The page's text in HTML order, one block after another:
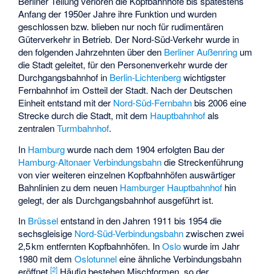
Anfang der 1950er Jahre ihre Funktion und wurden
geschlossen bzw. blieben nur noch für rudimentären
Güterverkehr in Betrieb. Der Nord-Süd-Verkehr wurde in
den folgenden Jahrzehnten über den Berliner Außenring um
die Stadt geleitet, für den Personenverkehr wurde der
Durchgangsbahnhof in Berlin-Lichtenbergwichtigster
Fernbahnhof im Ostteil der Stadt. Nach der Deutschen
Einheit entstand mit der Nord-Süd-Fernbahnbis 2006 eine
Strecke durch die Stadt, mit dem Hauptbahnhofals
zentralenTurmbahnhof.
In Hamburgwurde nach dem 1904 erfolgten Bau der
Hamburg-Altonaer Verbindungsbahndie Streckenführung
von vier weiteren einzelnen Kopfbahnhöfen auswärtiger
Bahnlinien zu dem neuen Hamburger Hauptbahnhof hin
gelegt, der als Durchgangsbahnhof ausgeführt ist.
In Brüsselentstand in den Jahren 1911 bis 1954 die
sechsgleisige Nord-Süd-Verbindungsbahnzwischen zwei
2,5 km entfernten Kopfbahnhöfen. InOslowurde im Jahr
1980 mit demOslotunneleine ähnliche Verbindungsbahn
[2]